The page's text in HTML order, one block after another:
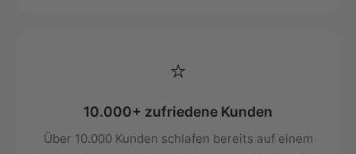
⭐
10.000+ zufriedene Kunden
Über 10.000 Kunden schlafen bereits auf einem